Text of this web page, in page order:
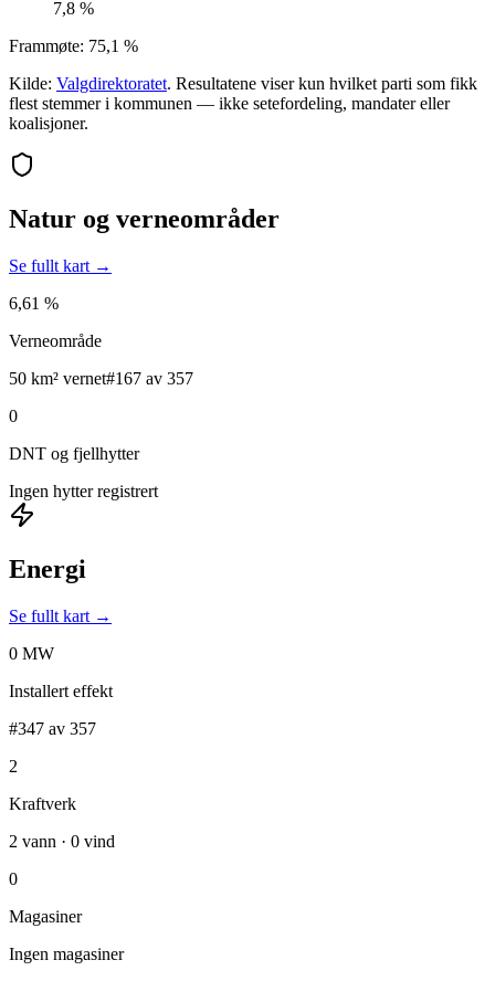
7,8 %
Frammøte: 75,1 %
Kilde: Valgdirektoratet. Resultatene viser kun hvilket parti som fikk
flest stemmer i kommunen — ikke setefordeling, mandater eller
koalisjoner.
Natur og verneområder
Se fullt kart →
6,61 %
Verneområde
50 km² vernet#167 av 357
0
DNT og fjellhytter
Ingen hytter registrert
Energi
Se fullt kart →
0 MW
Installert effekt
#347 av 357
2
Kraftverk
2 vann · 0 vind
0
Magasiner
Ingen magasiner